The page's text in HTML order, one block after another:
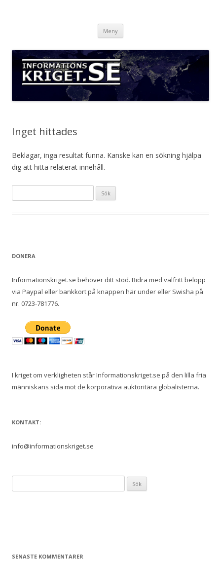
Meny
Inget hittades
Beklagar, inga resultat funna. Kanske kan en sökning hjälpa
dig att hitta relaterat innehåll.
efter:
DONERA
Informationskriget.se behöver ditt stöd. Bidra med valfritt belopp
via Paypal eller bankkort på knappen här under eller Swisha på
nr. 0723-781776.
I kriget om verkligheten står Informationskriget.se på den lilla fria
människans sida mot de korporativa auktoritära globalisterna.
KONTAKT:
info@informationskriget.se
efter:
SENASTE KOMMENTARER